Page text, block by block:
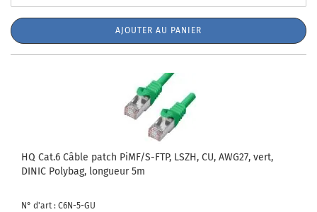
AJOUTER AU PANIER
HQ Cat.6 Câble patch PiMF/S-FTP, LSZH, CU, AWG27, vert,
DINIC Polybag, longueur 5m
N° d'art : C6N-5-GU